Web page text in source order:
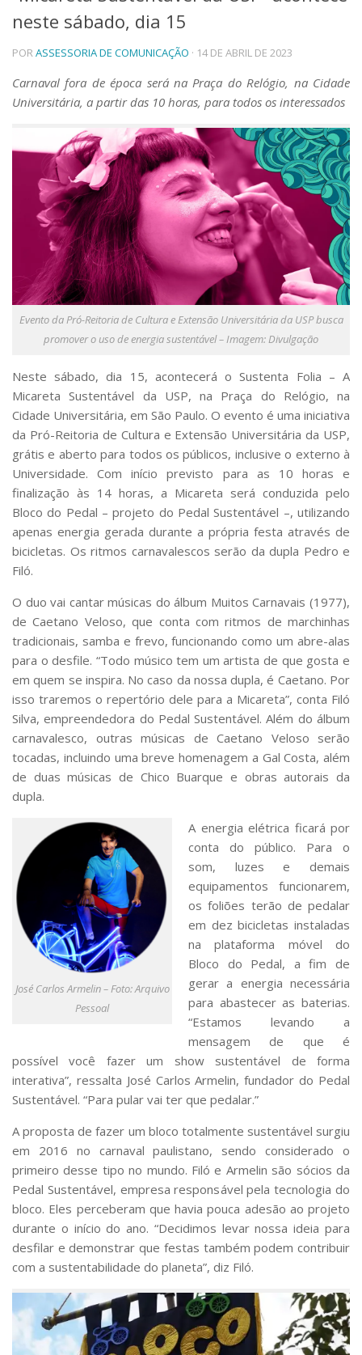
Telefones e Mapas
Pessoas
Ensino
Graduação
Pós-Graduação
Educação a distância
Cursos de Extensão
Pesquisa e Inovação
Linhas de Pesquisa
Centros, Núcleos e Projetos em Rede
Pós-doutorado
Iniciação Científica
Transferência de Tecnologia
Empresas Juniores
Extensão à Comunidade
Projetos, Programas e Cursos
Museus e Espaços Interativos
Serviços
Bibliotecas
Apoio ao Estudante
Segurança, Trânsito e Prevenção
Outros serviços
Comunicação
Assessorias e Mídias
Aplicativos e Sites
Jornal da USP
Agenda de Eventos
neste sábado, dia 15
PORASSESSORIA DE COMUNICAÇÃO · 14 DE ABRIL DE 2023
Carnaval fora de época será na Praça do Relógio, na Cidade
Universitária, a partir das 10 horas, para todos os interessados
Evento da Pró-Reitoria de Cultura e Extensão Universitária da USP busca
promover o uso de energia sustentável – Imagem: Divulgação​
Neste sábado, dia 15, acontecerá oSustenta Folia – A
Micareta Sustentável da USP, na Praça do Relógio, na
Cidade Universitária, em São Paulo. O evento é uma iniciativa
da Pró-Reitoria de Cultura e Extensão Universitária da USP,
grátis e aberto para todos os públicos, inclusive o externo à
Universidade. Com início previsto para as 10 horas e
finalização às 14 horas, a Micareta será conduzida pelo
Bloco do Pedal – projeto do Pedal Sustentável –, utilizando
apenas energia gerada durante a própria festa através de
bicicletas. Os ritmos carnavalescos serão da dupla Pedro e
Filó.
O duo vai cantar músicas do álbum Muitos Carnavais (1977),
de Caetano Veloso, que conta com ritmos de marchinhas
tradicionais, samba e frevo, funcionando como um abre-alas
para o desfile. “Todo músico tem um artista de que gosta e
em quem se inspira. No caso da nossa dupla, é Caetano. Por
isso traremos o repertório dele para a Micareta”, conta Filó
Silva, empreendedora do Pedal Sustentável. Além do álbum
carnavalesco, outras músicas de Caetano Veloso serão
tocadas, incluindo uma breve homenagem a Gal Costa, além
de duas músicas de Chico Buarque e obras autorais da
dupla.
José Carlos Armelin – Foto: Arquivo
Pessoal
A energia elétrica ficará por
conta do público. Para o
som, luzes e demais
equipamentos funcionarem,
os foliões terão de pedalar
em dez bicicletas instaladas
na plataforma móvel do
Bloco do Pedal, a fim de
gerar a energia necessária
para abastecer as baterias.
“Estamos levando a
mensagem de que é
possível você fazer um show sustentável de forma
interativa”, ressalta José Carlos Armelin, fundador do Pedal
Sustentável. “Para pular vai ter que pedalar.”
A proposta de fazer um bloco totalmente sustentável surgiu
em 2016 no carnaval paulistano, sendo considerado o
primeiro desse tipo no mundo. Filó e Armelin são sócios da
Pedal Sustentável, empresa responsável pela tecnologia do
bloco. Eles perceberam que havia pouca adesão ao projeto
durante o início do ano. “Decidimos levar nossa ideia para
desfilar e demonstrar que festas também podem contribuir
com a sustentabilidade do planeta”, diz Filó.